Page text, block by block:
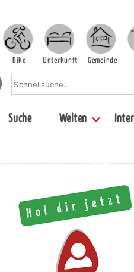
Bike Unterkunft Gemeinde
Suche Welten